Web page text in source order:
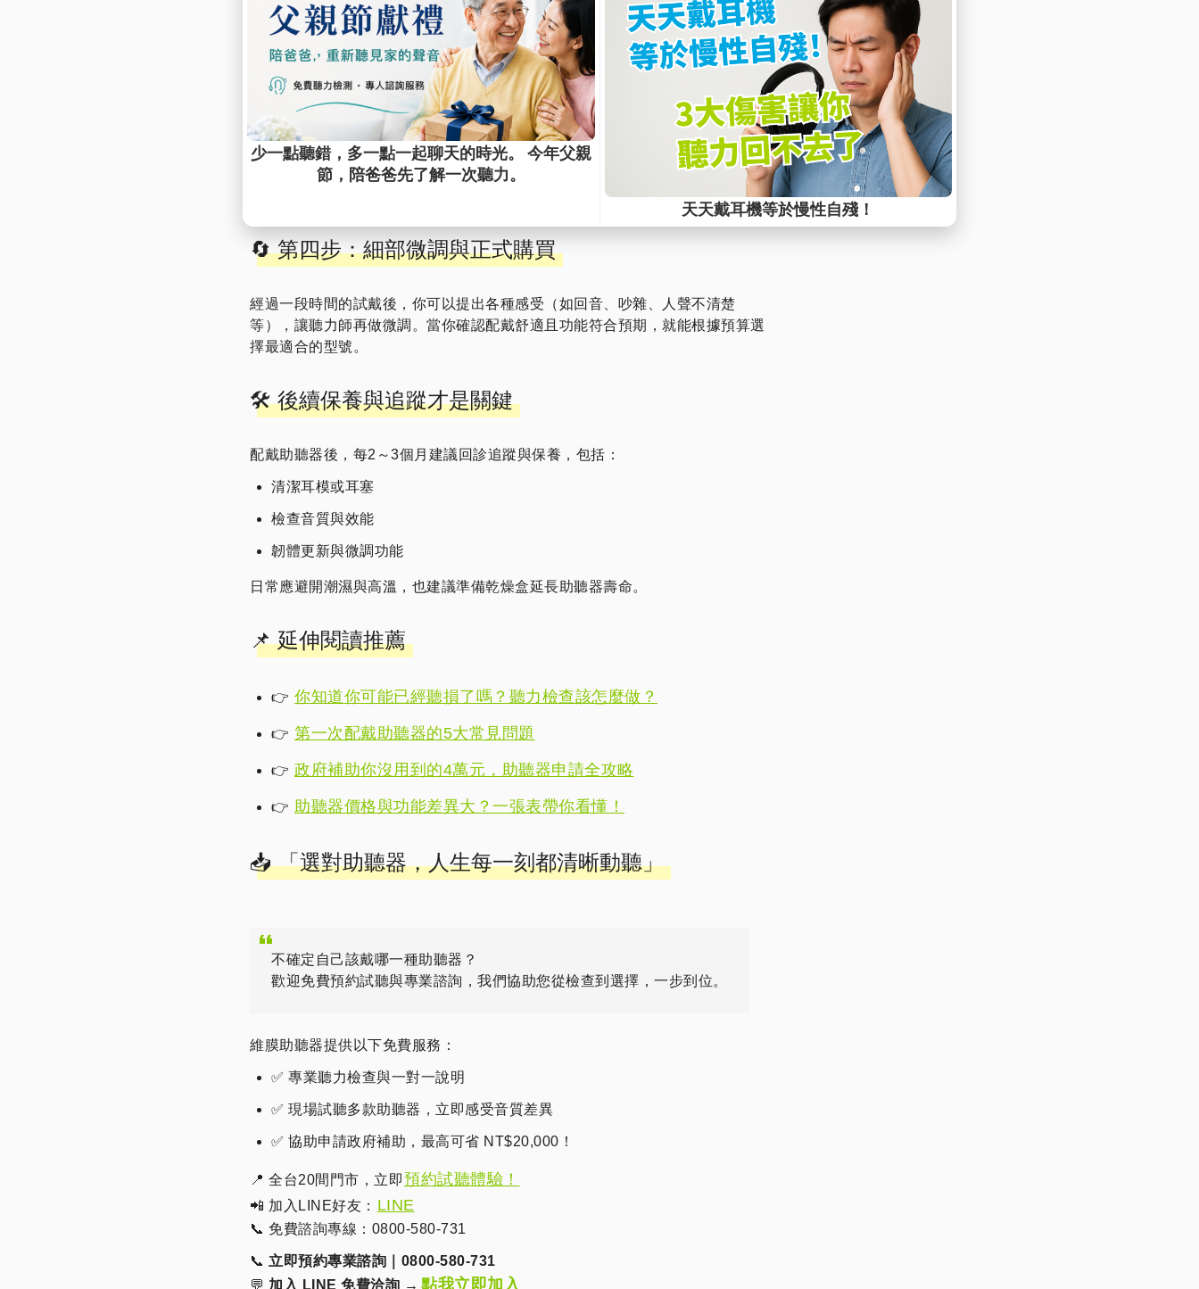
助聽器不是「戴了就結束」，聽力師會根據 你的聽力圖進行初步設定，再讓你試
戴實際感受清晰度與音量舒適度。維膜助聽器提供
免費試戴體驗方案，讓你帶回
家使用幾天，真實體驗不同環境的聲音變化。
🔄 第四步：細部微調與正式購買
經過一段時間的試戴後，你可以提出各種感受（如回音、吵雜、人聲不清楚
等），讓聽力師再做微調。當你確認配戴舒適且功能符合預期，就能根據預算選
擇最適合的型號。
🛠️ 後續保養與追蹤才是關鍵
配戴助聽器後，每2～3個月建議回診追蹤與保養，包括：
清潔耳模或耳塞
檢查音質與效能
韌體更新與微調功能
日常應避開潮濕與高溫，也建議準備乾燥盒延長助聽器壽命。
📌 延伸閱讀推薦
👉 你知道你可能已經聽損了嗎？聽力檢查該怎麼做？
👉 第一次配戴助聽器的5大常見問題
👉 政府補助你沒用到的4萬元，助聽器申請全攻略
👉 助聽器價格與功能差異大？一張表帶你看懂！
📥 「選對助聽器，人生每一刻都清晰動聽」
不確定自己該戴哪一種助聽器？
歡迎免費預約試聽與專業諮詢，我們協助您從檢查到選擇，一步到位。
維膜助聽器提供以下免費服務：
✅ 專業聽力檢查與一對一說明
✅ 現場試聽多款助聽器，立即感受音質差異
✅ 協助申請政府補助，最高可省 NT$20,000！
📍 全台20間門市，立即預約試聽體驗！
📲 加入LINE好友： LINE
📞 免費諮詢專線：0800-580-731
📞 立即預約專業諮詢｜0800-580-731
💬 加入 LINE 免費洽詢 → 點我立即加入